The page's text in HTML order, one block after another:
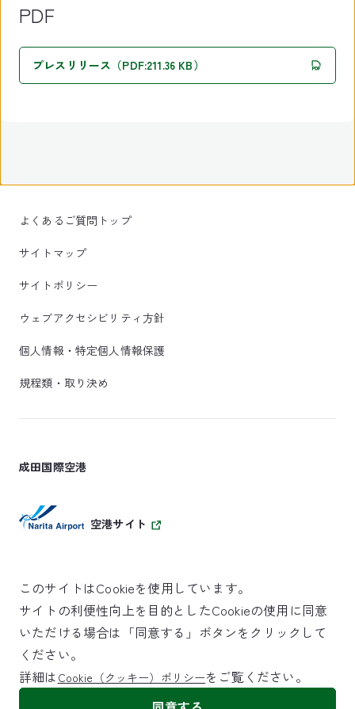
PDF
プレスリリース（PDF:211.36 KB）
よくあるご質問トップ
サイトマップ
サイトポリシー
ウェブアクセシビリティ方針
個人情報・特定個人情報保護
規程類・取り決め
成田国際空港
空港サイト
SKYTRAX
5スターエアポート
©NARITA INTERNATIONAL AIRPORT CORPORATION
このサイトはCookieを使用しています。
サイトの利便性向上を目的としたCookieの使用に同意
いただける場合は「同意する」ボタンをクリックして
ください。
詳細は Cookie（クッキー）ポリシーをご覧ください。